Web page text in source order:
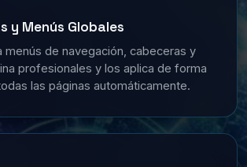
y Menús Globales
menús de navegación, cabeceras y
profesionales y los aplica de forma
las páginas automáticamente.